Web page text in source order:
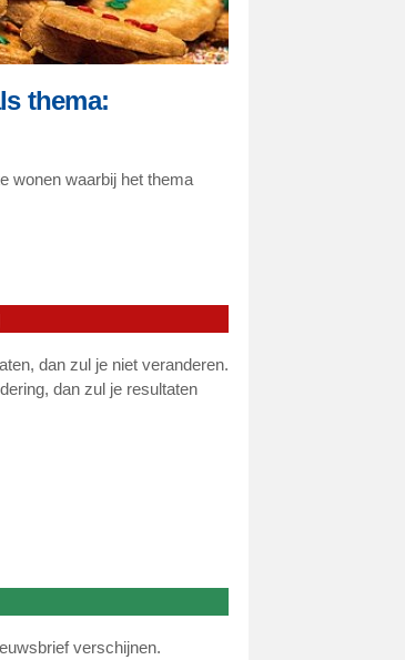
thema:
wonen waarbij het thema
dan zul je niet veranderen.
dan zul je resultaten
verschijnen.